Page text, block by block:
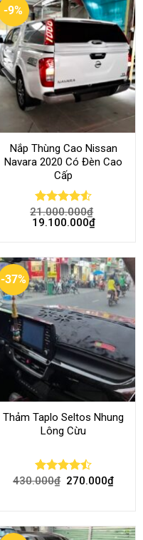
-9%
Nắp Thùng Cao Nissan
Navara 2020 Có Đèn Cao
Cấp
Rated4.52
out of 5
21.000.000₫
19.100.000₫
-37%
Thảm Taplo Seltos Nhung
Lông Cừu
Rated
430.000₫ 270.000₫